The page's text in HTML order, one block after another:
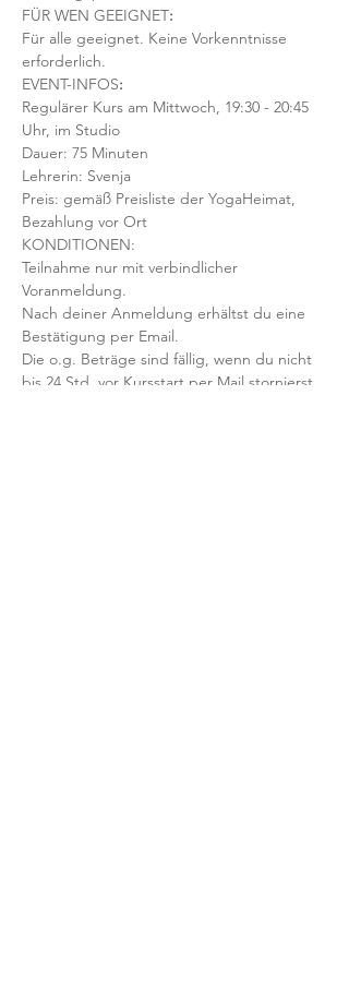
FÜR WEN GEEIGNET:
Für alle geeignet. Keine Vorkenntnisse
erforderlich.
EVENT-INFOS:
Regulärer Kurs am Mittwoch, 19:30 - 20:45
Uhr, im Studio
Dauer: 75 Minuten
Lehrerin: Svenja
Preis: gemäß Preisliste der YogaHeimat,
Bezahlung vor Ort
KONDITIONEN:
Teilnahme nur mit verbindlicher
Voranmeldung.
Nach deiner Anmeldung erhältst du eine
Bestätigung per Email.
Die o.g. Beträge sind fällig, wenn du nicht
bis 24 Std. vor Kursstart per Mail stornierst,